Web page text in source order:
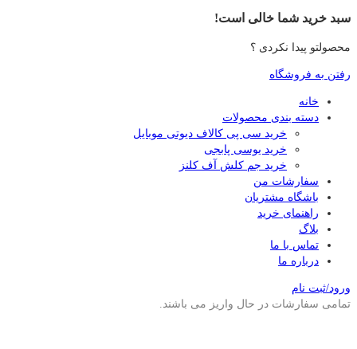
سبد خرید شما خالی است!
محصولتو پیدا نکردی ؟
رفتن به فروشگاه
خانه
دسته بندی محصولات
خرید سی پی کالاف دیوتی موبایل
خرید یوسی پابجی
خرید جم کلش آف کلنز
سفارشات من
باشگاه مشتریان
راهنمای خرید
بلاگ
تماس با ما
درباره ما
ورود/ثبت نام
تمامی سفارشات در حال واریز می باشند.